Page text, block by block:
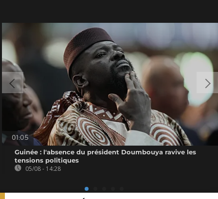
01:05
Guinée : l'absence du président Doumbouya ravive les
tensions politiques
05/08 - 14:28